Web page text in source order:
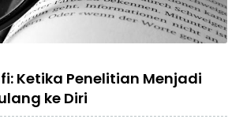
Ketika Penelitian Menjadi
ke Diri